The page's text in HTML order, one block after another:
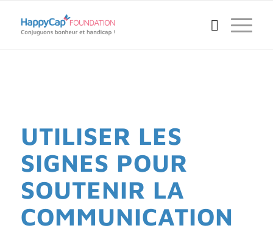
UTILISER LES
SIGNES POUR
SOUTENIR LA
COMMUNICATION